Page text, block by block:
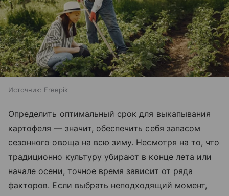
Источник: Freepik
Определить оптимальный срок для выкапывания
картофеля — значит, обеспечить себя запасом
сезонного овоща на всю зиму. Несмотря на то, что
традиционно культуру убирают в конце лета или
начале осени, точное время зависит от ряда
факторов. Если выбрать неподходящий момент,